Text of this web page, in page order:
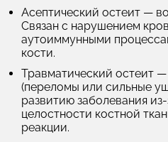
Асептический остеит —
Связан с нарушением
аутоиммунными
кости.
Травматический остеит —
(переломы или сильные
развитию заболевания
целостности костной
реакции.